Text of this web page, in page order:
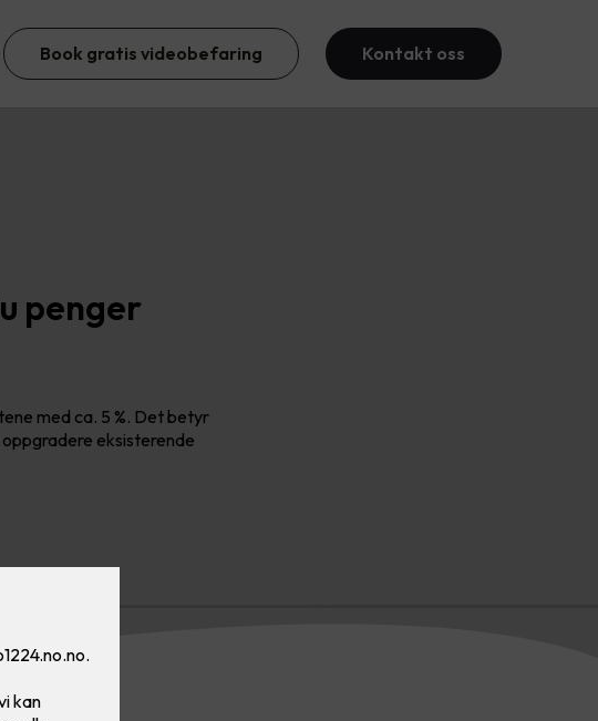
Book gratis videobefaring Kontakt oss
penger
med ca. 5 %. Det betyr
eksisterende